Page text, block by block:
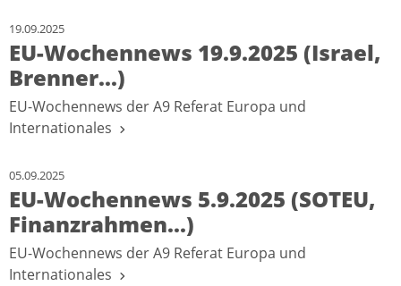
19.09.2025
EU-Wochennews 19.9.2025 (Israel,
Brenner...)
EU-Wochennews der A9 Referat Europa und
Internationales
05.09.2025
EU-Wochennews 5.9.2025 (SOTEU,
Finanzrahmen...)
EU-Wochennews der A9 Referat Europa und
Internationales